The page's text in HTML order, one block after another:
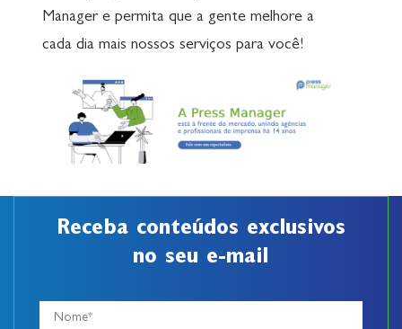
Manager e permita que a gente melhore a
cada dia mais nossos serviços para você!
Receba conteúdos exclusivos
no seu e-mail